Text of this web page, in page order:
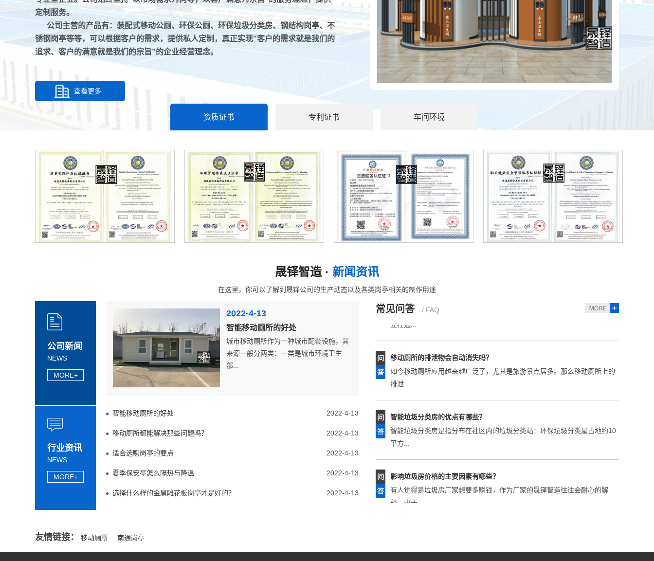
定制服务。
公司主营的产品有：装配式移动公厕、环保公厕、环保垃圾分类房、钢结构岗亭、不
锈钢岗亭等等，可以根据客户的需求，提供私人定制，真正实现“客户的需求就是我们的
追求、客户的满意就是我们的宗旨”的企业经营理念。
查看更多
资质证书 专利证书 车间环境
晟铎智造 · 新闻资讯
在这里，你可以了解到晟铎公司的生产动态以及各类岗亭相关的制作用途
公司新闻
NEWS
MORE+
行业资讯
NEWS
MORE+
2022-4-13
智能移动厕所的好处
城市移动厕所作为一种城市配套设施，其
来源一般分两类：一类是城市环境卫生
部...
智能移动厕所的好处 2022-4-13
移动厕所都能解决那些问题吗？ 2022-4-13
适合选购岗亭的要点 2022-4-13
夏季保安亭怎么隔热与降温 2022-4-13
选择什么样的金属雕花板岗亭才是好的？ 2022-4-13
常见问答 / FAQ
移动厕所的排泄物会自动消失吗？
如今移动厕所应用越来越广泛了，尤其是旅游景点居多。那么移动厕所上的
排泄...
智能垃圾分类房是指分布在社区内的垃圾分类站：环保垃圾分类屋占地约10
影响垃圾房价格的主要因素有哪些？
有人觉得是垃圾房厂家想要多赚钱，作为厂家的晟铎智造往往会耐心的解
释，由于...
常见的垃圾房多少钱一个平方？
每一天垃圾的产生量都较为庞大，通过各区域垃圾收集后集中处理，在当下
垃圾分...
移动厕所是由钢材焊接组成结构型结构，一般底部选用槽钢或工字钢焊接，
排泄...
平方...
释，由于...
友情链接： 移动厕所 南通岗亭